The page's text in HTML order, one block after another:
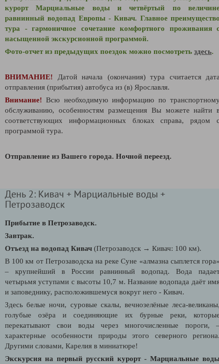
курорт Марциальные воды и четвёртый по
равнинный водопад Европы - Кивач. Главное
тура - гармоничное сочетание комфортного проживания
насыщенной экскурсионной программой.
Фото-отчет из предыдущих поездок можно посмотреть здесь.
ВНИМАНИЕ! Датой начала (окончания) тура считается
отправления (прибытия) автобуса из (в) Ярославля.
Внимание! Всю необходимую информацию по
обслуживанию, особенностям размещения Вы можете найти
соответствующих информационных блоках справа, рядом
программой тура.
Отправление из Вашего города. Ночной переезд.
День 2: Кивач + Марциальные воды +
Петрозаводск
Прибытие в Петрозаводск.
Завтрак.
Отъезд на водопад Кивач (Петрозаводск → Кивач: 100 км).
В 100 км от Петрозаводска на реке Суне «алмазна сыплется
– крупнейший в России равнинный водопад. Вода
четырьмя уступами с высоты 10,7 м. Название водопада даёт
и заповеднику, расположившемуся вокруг него - Кивач.
Здесь белые ночи, суровые скалы, вечнозелёные леса-
голубые озёра и соединяющие их бурные реки,
перекатывают свои воды через многочисленные пороги,
характерные особенности природы этого северного
Другими словами, Карелия в миниатюре!
Экскурсия на первый русский курорт - Марциальные